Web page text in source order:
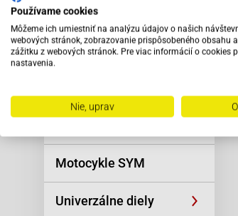
Reťaze
Motocykle SYM
Univerzálne diely
Používame cookies
Môžeme ich umiestniť na analýzu údajov o našich
webových stránok, zobrazovanie prispôsobeného obsahu
zážitku z webových stránok. Pre viac informácií o cookies
nastavenia.
Nie, uprav